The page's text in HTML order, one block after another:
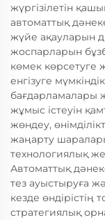
жүргізілетін
автоматтық
жүйе ақауларын
жоспарларын
көмек көрсетуге
енгізуге
бағдарламалары
жұмыс істеуін
жөндеу,
жаңарту
технологиялық
Автоматтық
тез ауыстыруға
кезде өндірістің
стратегиялық